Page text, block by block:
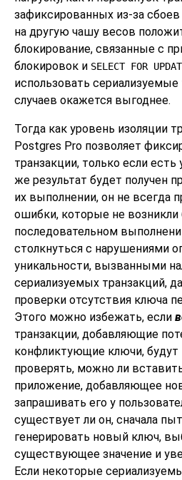
зафиксированных из-за сбоев
на другую чашу весов
блокирование, связанные с
блокировок и SELECT FOR
использовать
случаев окажется выгоднее.
Тогда как уровень изоляции
Postgres Pro позволяет
транзакции, только если есть
же результат будет получен
их выполнении, он не всегда
ошибки, которые не
последовательном
столкнуться с нарушениями
уникальности, вызванными
сериализуемых транзакций,
проверки отсутствия ключа
Этого можно избежать, если
транзакции, добавляющие
конфликтующие ключи, будут
проверять, можно ли
приложение, добавляющее
запрашивать его у
существует ли он, сначала
генерировать новый ключ,
существующее значение и
Если некоторые